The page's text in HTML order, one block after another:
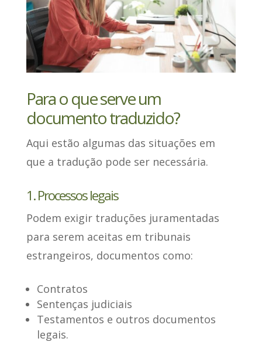
Para o que serve um
documento traduzido?
Aqui estão algumas das situações em
que a tradução pode ser necessária.
1. Processos legais
Podem exigir traduções juramentadas
para serem aceitas em tribunais
estrangeiros, documentos como:
Contratos
Sentenças judiciais
Testamentos e outros documentos
legais.